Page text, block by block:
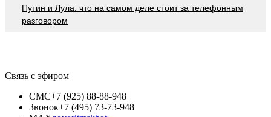
Путин и Лула: что на самом деле стоит за телефонным
разговором
Связь с эфиром
СМС+7 (925) 88-88-948
Звонок+7 (495) 73-73-948